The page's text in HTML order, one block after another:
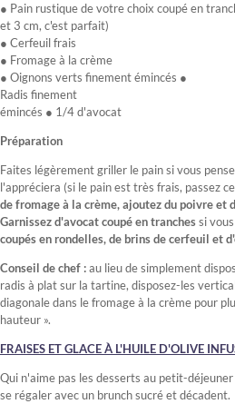
● Pain rustique de votre choix coupé en
et 3 cm, c'est parfait)
● Cerfeuil frais
● Fromage à la crème
● Oignons verts finement émincés ●
Radis finement
émincés ● 1/4 d'avocat
Préparation
Faites légèrement griller le pain si vous
l'appréciera (si le pain est très frais, passez
de fromage à la crème, ajoutez du poivre et
Garnissez d'avocat coupé en tranchessi
coupés en rondelles, de brins de cerfeuil et
Conseil de chef :au lieu de simplement
radis à plat sur la tartine, disposez-les
diagonale dans le fromage à la crème pour
hauteur ».
FRAISES ET GLACE À L'HUILE D'OLIVE
Qui n'aime pas les desserts au petit-
se régaler avec un brunch sucré et décadent.